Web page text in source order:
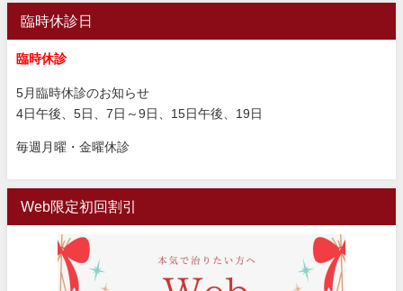
臨時休診日
臨時休診
5月臨時休診のお知らせ
4日午後、5日、7日～9日、15日午後、19日
毎週月曜・金曜休診
Web限定初回割引